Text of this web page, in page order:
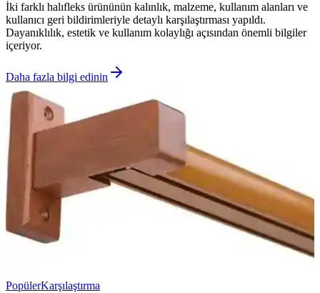
İki farklı halıfleks ürününün kalınlık, malzeme, kullanım alanları ve
kullanıcı geri bildirimleriyle detaylı karşılaştırması yapıldı.
Dayanıklılık, estetik ve kullanım kolaylığı açısından önemli bilgiler
içeriyor.
Daha fazla bilgi edinin
PopülerKarşılaştırma